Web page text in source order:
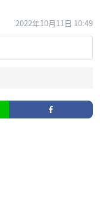
2022年10月11日 10:49